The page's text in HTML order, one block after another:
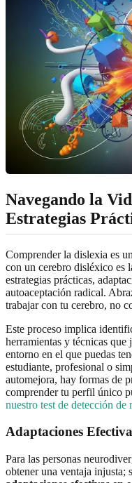
Navegando la
Estrategias
Comprender la dislexia es
con un cerebro disléxico es
estrategias prácticas,
autoaceptación radical.
trabajar con tu cerebro, no
Este proceso implica
herramientas y técnicas que
entorno en el que puedas
estudiante, profesional o
automejora, hay formas de
comprender tu perfil único
nuestro test de detección de
Adaptaciones
Para las personas
obtener una ventaja injusta;